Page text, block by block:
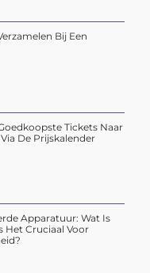
Bij Een
Tickets Naar
De Prijskalender
Apparatuur: Wat Is
Het Cruciaal Voor